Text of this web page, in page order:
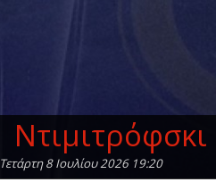
Τετάρτη 8 Ιουλίου 2026 19:20